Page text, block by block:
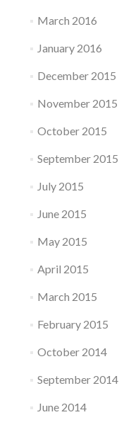
March 2016
January 2016
December 2015
November 2015
October 2015
September 2015
July 2015
June 2015
May 2015
April 2015
March 2015
February 2015
October 2014
September 2014
June 2014